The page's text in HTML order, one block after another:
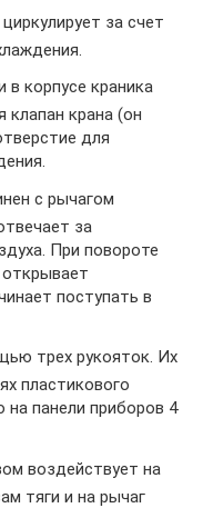
за счет
корпусе краника
клапан крана (он
для
с рычагом
за
При повороте
открывает
поступать в
трех рукояток. Их
пластикового
на панели приборов 4
воздействует на
тяги и на рычаг